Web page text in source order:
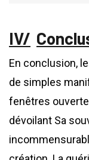
En conclusion,
de simples
fenêtres
dévoilant Sa